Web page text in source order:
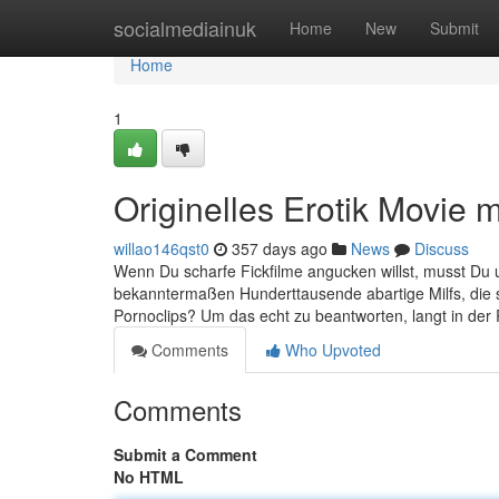
socialmediainuk Home New Submit
Home
Home
1
Originelles Erotik Movie
willao146qst0 357 days ago News
Discuss
Wenn Du scharfe Fickfilme angucken willst, musst
bekanntermaßen Hunderttausende abartige Milfs,
Pornoclips? Um das echt zu beantworten, langt in
Comments
Who Upvoted
Comments
Submit a Comment
No HTML